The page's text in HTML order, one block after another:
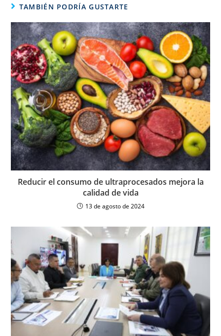
TAMBIÉN PODRÍA GUSTARTE
Reducir el consumo de ultraprocesados mejora la
calidad de vida
13 de agosto de 2024